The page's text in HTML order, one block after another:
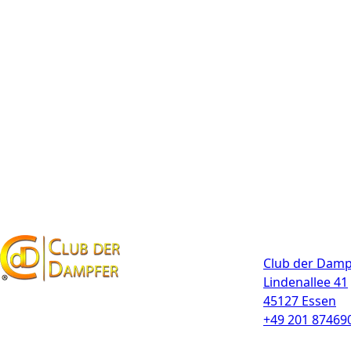
Club der
Lindenallee 41
45127 Essen
+49 201